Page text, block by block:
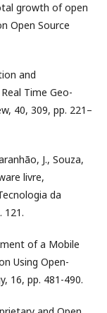
growth of open
Open Source
and
Time Geo-
40, 309, pp. 221–
J., Souza,
livre,
da
121.
of a Mobile
Using Open-
16, pp. 481-490.